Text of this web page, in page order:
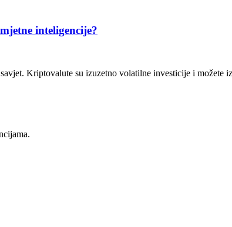
inteligencije?
Kriptovalute su izuzetno volatilne investicije i